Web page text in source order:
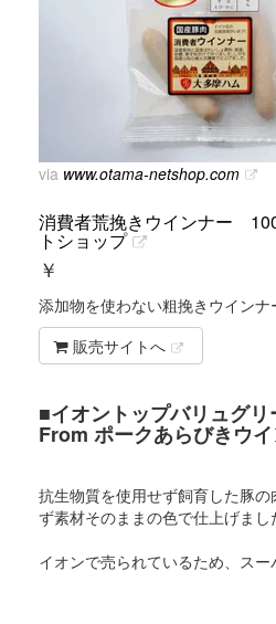
via www.otama-netshop.com
消費者荒挽きウインナー
トショップ
￥
添加物を使わない粗挽きウインナ
販売サイトへ
■イオントップバリュグ
From ポークあらびきウ
抗生物質を使用せず飼育した豚
ず素材そのままの色で仕上げまし
イオンで売られているため、スー